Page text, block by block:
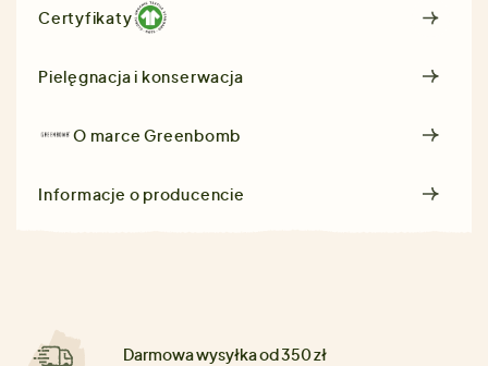
Certyfikaty
Pielęgnacja i konserwacja
O marceGreenbomb
Informacje o producencie
Darmowa wysyłka od 350 zł